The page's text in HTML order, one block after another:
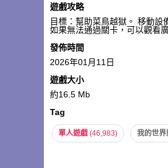
遊戲攻略
目標：幫助菜鳥越獄。 移動設
如果無法通過關卡，可以觀看
發佈時間
2026年01月11日
遊戲大小
約16.5 Mb
Tag
單人遊戲 (46,983) 我的世界